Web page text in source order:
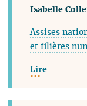
Isabelle
Assises
et filières
Lire